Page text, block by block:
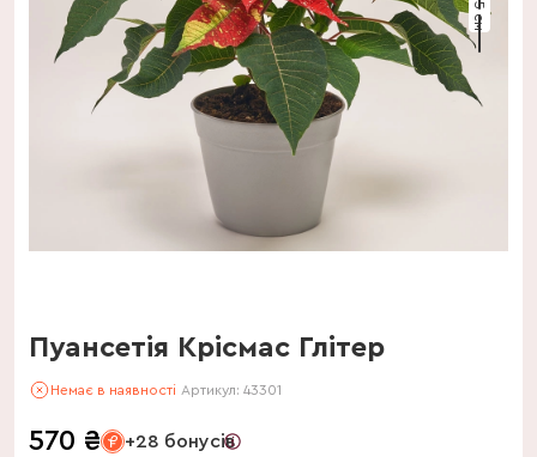
35 см
Пуансетія Крісмас Глітер
Немає в наявності Артикул: 43301
570 ₴ +28 бонусів